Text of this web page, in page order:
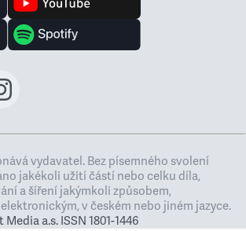
vydavatel. Bez písemného svolení
jakékoli užití částí nebo celku díla,
a šíření jakýmkoli způsobem,
v českém nebo jiném jazyce.
a.s. ISSN 1801-1446